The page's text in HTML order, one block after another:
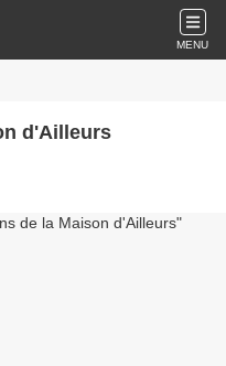
MENU
d'Ailleurs